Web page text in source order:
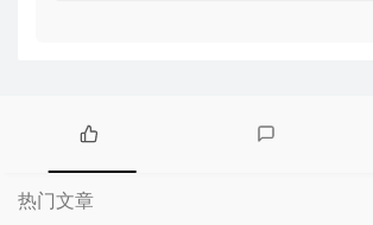
热
门
文
热门文章